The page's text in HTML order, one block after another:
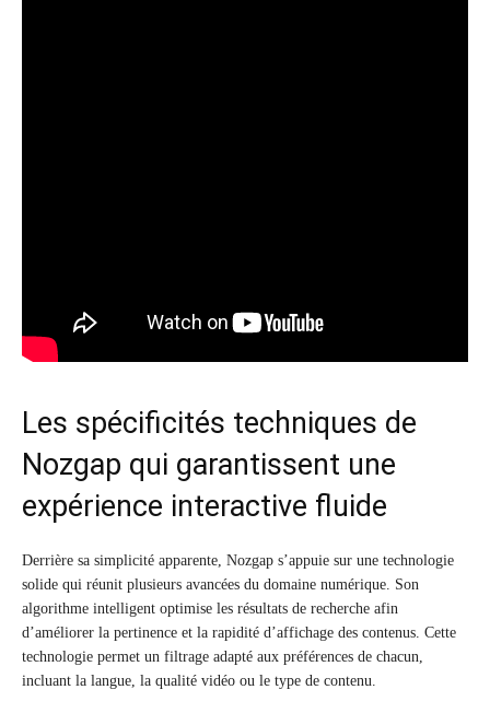
Les spécificités techniques de
Nozgap qui garantissent une
expérience interactive fluide
Derrière sa simplicité apparente, Nozgap s’appuie sur une technologie
solide qui réunit plusieurs avancées du domaine numérique. Son
algorithme intelligent optimise les résultats de recherche afin
d’améliorer la pertinence et la rapidité d’affichage des contenus. Cette
technologie permet un filtrage adapté aux préférences de chacun,
incluant la langue, la qualité vidéo ou le type de contenu.